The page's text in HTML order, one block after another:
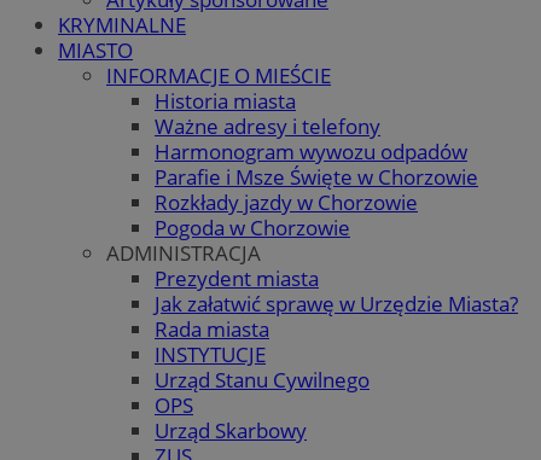
KRYMINALNE
MIASTO
INFORMACJE O MIEŚCIE
Historia miasta
Ważne adresy i telefony
Harmonogram wywozu odpadów
Parafie i Msze Święte w Chorzowie
Rozkłady jazdy w Chorzowie
Pogoda w Chorzowie
ADMINISTRACJA
Prezydent miasta
Jak załatwić sprawę w Urzędzie Miasta?
Rada miasta
INSTYTUCJE
Urząd Stanu Cywilnego
OPS
Urząd Skarbowy